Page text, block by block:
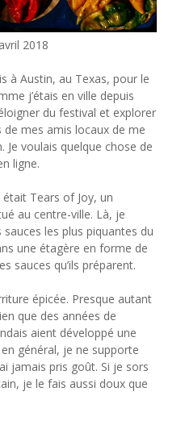
2018
à Austin, au Texas, pour le
j’étais en ville depuis
du festival et explorer
de mes amis locaux de me
Je voulais quelque chose de
ligne.
était Tears of Joy, un
au centre-ville. Là, je
les plus piquantes du
une étagère en forme de
sauces qu’ils préparent.
épicée. Presque autant
que des années de
aient développé une
général, je ne supporte
jamais pris goût. Si je sors
je le fais aussi doux que